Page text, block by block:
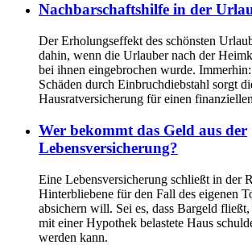
Nachbarschaftshilfe in der
Der Erholungseffekt des schönsten
dahin, wenn die Urlauber nach der
bei ihnen eingebrochen wurde.
Schäden durch Einbruchdiebstahl sorgt
Hausratversicherung für einen
Wer bekommt das Geld aus der
Lebensversicherung?
Eine Lebensversicherung schließt in der
Hinterbliebene für den Fall des eigenen
absichern will. Sei es, dass Bargeld fließt,
mit einer Hypothek belastete Haus
werden kann.